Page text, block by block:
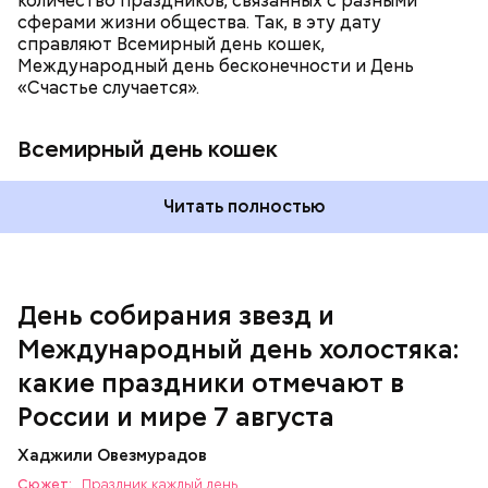
сферами жизни общества. Так, в эту дату
справляют Всемирный день кошек,
Международный день бесконечности и День
«Счастье случается».
Всемирный день кошек
Читать полностью
День собирания звезд и
Международный день холостяка:
какие праздники отмечают в
России и мире 7 августа
Хаджили Овезмурадов
Сюжет: Праздник каждый день
Спагетти из кабачков